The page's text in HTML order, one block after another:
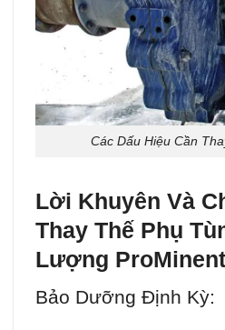
Các Dấu Hiệu Cần
Lời Khuyên Và
Thay Thế Phụ
Lượng ProMinent
Bảo Dưỡng Định Kỳ: